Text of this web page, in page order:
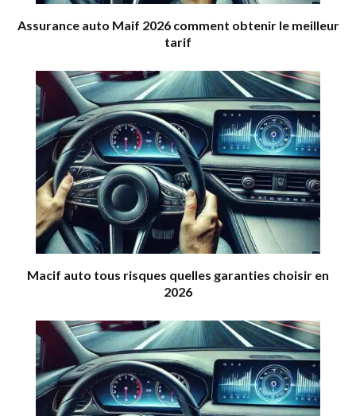
Assurance auto Maif 2026 comment obtenir le meilleur
tarif
Macif auto tous risques quelles garanties choisir en
2026